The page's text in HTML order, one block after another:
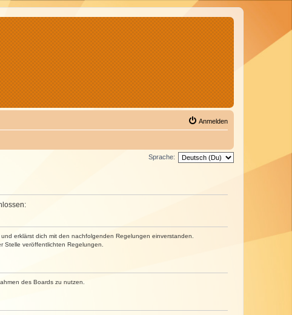
Anmelden
Sprache:
erklärst dich mit den nachfolgenden Regelungen einverstanden.
veröffentlichten Regelungen.
des Boards zu nutzen.